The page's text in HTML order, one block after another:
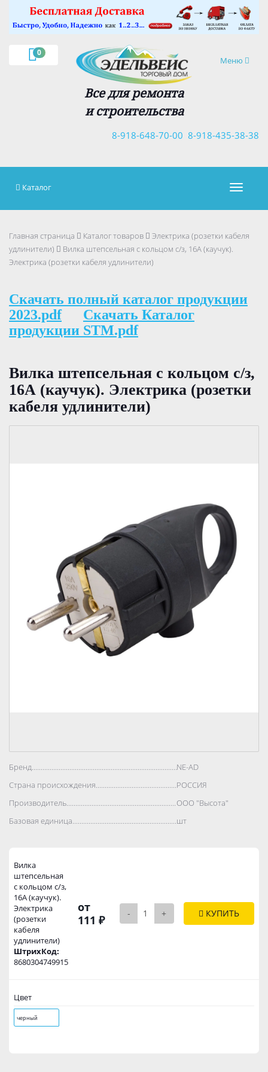
0
Навигация
Меню
Все для ремонта
и строительства
8-918-435-38-38
8-918-648-70-00
×
Каталог
Главная страница Каталог товаров
Электрика (розетки кабеля
удлинители)
Вилка штепсельная с кольцом с/з, 16А (каучук).
Электрика (розетки кабеля удлинители)
Скачать полный каталог продукции
2023.pdf
Скачать Каталог
продукции STM.pdf
Вилка штепсельная с кольцом с/з,
16А (каучук). Электрика (розетки
кабеля удлинители)
Бренд..................................................................................NE-AD
Страна происхождения..................................................................................
РОССИЯ
Производитель..................................................................................
ООО "Высота"
Базовая единица..................................................................................
шт
Вилка
штепсельная
с кольцом с/з,
16А (каучук).
Электрика
(розетки
кабеля
удлинители)
ШтрихКод:
8680304749915
от
111 ₽
- + КУПИТЬ
Цвет
черный